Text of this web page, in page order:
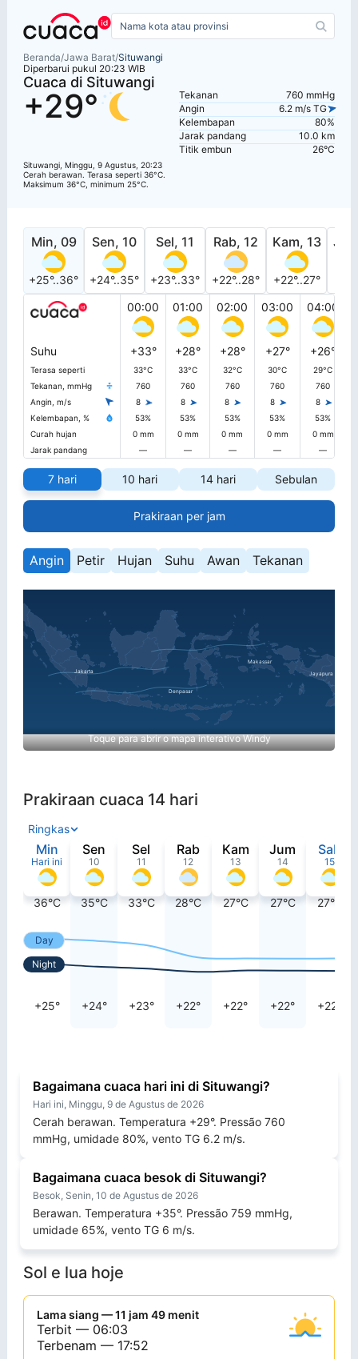
Beranda/Jawa Barat/Situwangi
Diperbarui pukul 20:23 WIB
Cuaca di Situwangi
+29°
Situwangi, Minggu, 9 Agustus, 20:23
Cerah berawan. Terasa seperti 36°C.
Maksimum 36°C, minimum 25°C.
Tekanan
760 mmHg
Angin
6.2 m/s TG
Kelembapan
80%
Jarak pandang
10.0 km
Titik embun
26°C
Min, 09
+25°..36°
Sen, 10
+24°..35°
Sel, 11
+23°..33°
Rab, 12
+22°..28°
Kam, 13
+22°..27°
00:00
01:00 02:00 03:00 04:00
Suhu +33° +28° +28° +27° +26°
Terasa seperti 33°C 33°C 32°C 30°C
29°C
Tekanan, mmHg
760 760 760 760
760
Angin, m/s
8 8 8 8
8
Kelembapan, %
53% 53% 53% 53%
53%
Curah hujan
0 mm 0 mm 0 mm 0 mm 0 mm
Jarak pandang
— — — — —
7 hari 10 hari 14 hari Sebulan
Prakiraan per jam
Angin Petir Hujan Suhu Awan Tekanan
Toque para abrir o mapa interativo Windy
Prakiraan cuaca 14 hari
Ringkas
Min
Hari ini
36°C
+25°
Sen
10
35°C
+24°
Sel
11
33°C
+23°
Rab
12
28°C
+22°
Kam
13
27°C
+22°
Jum
14
27°C
+22°
Sab
15
27°C
+22°
Day
Night
Bagaimana cuaca hari ini di Situwangi?
Hari ini, Minggu, 9 de Agustus de 2026
Cerah berawan. Temperatura +29°. Pressão 760
mmHg, umidade 80%, vento TG 6.2 m/s.
Bagaimana cuaca besok di Situwangi?
Besok, Senin, 10 de Agustus de 2026
Berawan. Temperatura +35°. Pressão 759 mmHg,
umidade 65%, vento TG 6 m/s.
Sol e lua hoje
Lama siang — 11 jam 49 menit
Terbit — 06:03
Terbenam — 17:52